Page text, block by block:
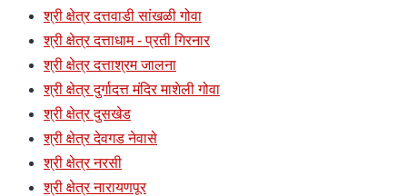
श्री क्षेत्र दत्तवाडी सांखळी गोवा
श्री क्षेत्र दत्ताधाम - प्रती गिरनार
श्री क्षेत्र दत्ताश्रम जालना
श्री क्षेत्र दुर्गादत्त मंदिर माशेली गोवा
श्री क्षेत्र दुसखेड
श्री क्षेत्र देवगड नेवासे
श्री क्षेत्र नरसी
श्री क्षेत्र नारायणपूर